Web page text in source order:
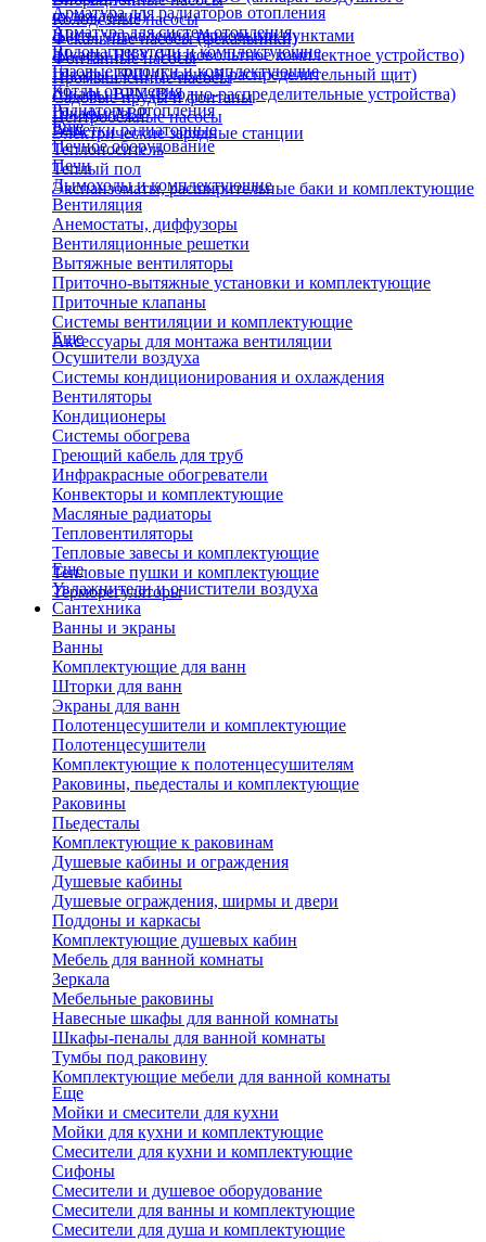
Колодезные насосы
Фекальные насосы (фекальники)
Фонтанные насосы
Промышленные насосы
Садовые пруды и фонтаны
Центробежные насосы
охлаждения)
Щиты управления тепловыми пунктами
Шкафы НКУ (Низковольтное комплектное устройство)
Шкафы ГРЩ (Главный распределительный щит)
Шкафы ВРУ (Вводно-распределительные устройства)
Шкафы АВР
Электрические зарядные станции
Арматура для радиаторов отопления
Арматура для систем отопления
Водонагреватели и комплектующие
Газовые колонки и комплектующие
Котлы отопления
Радиаторы отопления
Решетки радиаторные
Теплоноситель
Теплый пол
Экспанзоматы, расширительные баки и комплектующие
Еще
Печное оборудование
Печи
Дымоходы и комплектующие
Вентиляция
Анемостаты, диффузоры
Вентиляционные решетки
Вытяжные вентиляторы
Приточно-вытяжные установки и комплектующие
Приточные клапаны
Системы вентиляции и комплектующие
Аксессуары для монтажа вентиляции
Еще
Осушители воздуха
Системы кондиционирования и охлаждения
Вентиляторы
Кондиционеры
Системы обогрева
Греющий кабель для труб
Инфракрасные обогреватели
Конвекторы и комплектующие
Масляные радиаторы
Тепловентиляторы
Тепловые завесы и комплектующие
Тепловые пушки и комплектующие
Терморегуляторы
Еще
Увлажнители и очистители воздуха
Сантехника
Ванны и экраны
Ванны
Комплектующие для ванн
Шторки для ванн
Экраны для ванн
Полотенцесушители и комплектующие
Полотенцесушители
Комплектующие к полотенцесушителям
Раковины, пьедесталы и комплектующие
Раковины
Пьедесталы
Комплектующие к раковинам
Душевые кабины и ограждения
Душевые кабины
Душевые ограждения, ширмы и двери
Поддоны и каркасы
Комплектующие душевых кабин
Мебель для ванной комнаты
Зеркала
Мебельные раковины
Навесные шкафы для ванной комнаты
Шкафы-пеналы для ванной комнаты
Тумбы под раковину
Комплектующие мебели для ванной комнаты
Еще
Мойки и смесители для кухни
Мойки для кухни и комплектующие
Смесители для кухни и комплектующие
Сифоны
Смесители и душевое оборудование
Смесители для ванны и комплектующие
Смесители для душа и комплектующие